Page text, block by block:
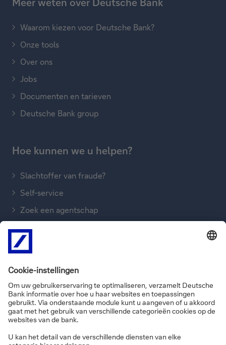
Waarom kiezen voor Deutsche Bank?
Onze tools
Over ons
Jobs
Documenten en tarieven
Deutsche Bank group
Hoe kunnen we u helpen?
Slachtoffer van fraude?
Self-service
Zoek een agentschap
Stuur een boodschap
Ons bellen
Informatie over de site
Privacy
Disclaimer